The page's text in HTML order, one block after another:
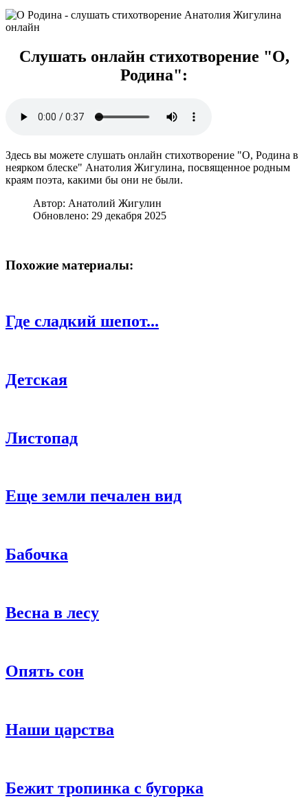
Слушать онлайн стихотворение "О,
Родина":
Здесь вы можете слушать онлайн стихотворение "О, Родина в
неярком блеске" Анатолия Жигулина, посвященное родным
краям поэта, какими бы они не были.
Автор: Анатолий Жигулин
Обновлено: 29 декабря 2025
Похожие материалы:
Где сладкий шепот...
Детская
Листопад
Еще земли печален вид
Бабочка
Весна в лесу
Опять сон
Наши царства
Бежит тропинка с бугорка